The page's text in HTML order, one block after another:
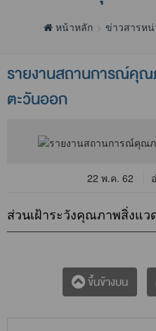
หน้าหลัก ข่าวสารหน่
รายงานสถานการณ์คุ
ตะวันออก
22 พ.ค. 62
ส่วนเฝ้าระวังคุณภาพสิ่งแว
ขึ้นข้างบน